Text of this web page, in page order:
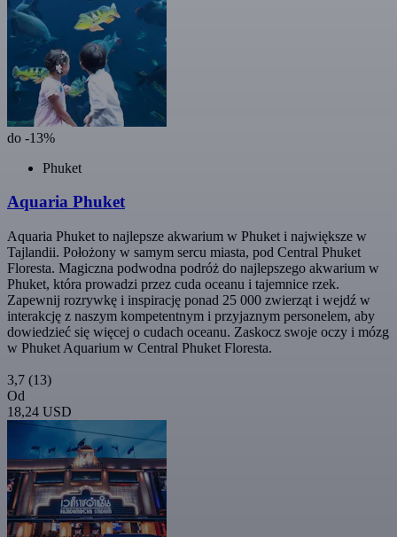
do -13%
Phuket
Aquaria Phuket
Aquaria Phuket to najlepsze akwarium w Phuket i największe w
Tajlandii. Położony w samym sercu miasta, pod Central Phuket
Floresta. Magiczna podwodna podróż do najlepszego akwarium w
Phuket, która prowadzi przez cuda oceanu i tajemnice rzek.
Zapewnij rozrywkę i inspirację ponad 25 000 zwierząt i wejdź w
interakcję z naszym kompetentnym i przyjaznym personelem, aby
dowiedzieć się więcej o cudach oceanu. Zaskocz swoje oczy i mózg
w Phuket Aquarium w Central Phuket Floresta.
3,7 (13)
Od
18,24 USD